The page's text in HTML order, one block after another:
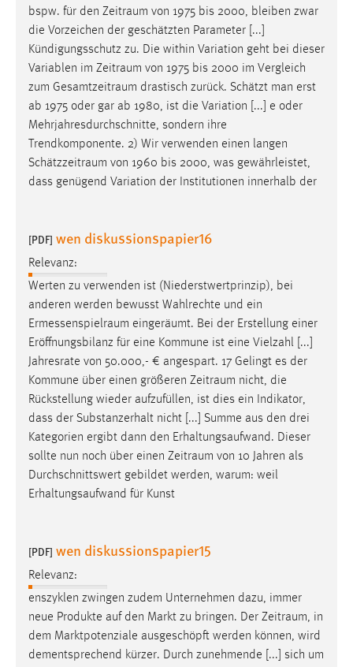
bspw. für den Zeitraum von 1975 bis 2000, bleiben zwar
die Vorzeichen der geschätzten Parameter [...]
Kündigungsschutz zu. Die within Variation geht bei dieser
Variablen im Zeitraum von 1975 bis 2000 im Vergleich
zum Gesamtzeitraum drastisch zurück. Schätzt man erst
ab 1975 oder gar ab 1980, ist die Variation [...] e oder
Mehrjahresdurchschnitte, sondern ihre
Trendkomponente. 2) Wir verwenden einen langen
Schätzzeitraum von 1960 bis 2000, was gewährleistet,
dass genügend Variation der Institutionen innerhalb der
[PDF] wen diskussionspapier16
Relevanz:
Werten zu verwenden ist (Niederstwertprinzip), bei
anderen werden bewusst Wahlrechte und ein
Ermessenspielraum eingeräumt. Bei der Erstellung einer
Eröffnungsbilanz für eine Kommune ist eine Vielzahl [...]
Jahresrate von 50.000,- € angespart. 17 Gelingt es der
Kommune über einen größeren Zeitraum nicht, die
Rückstellung wieder aufzufüllen, ist dies ein Indikator,
dass der Substanzerhalt nicht [...] Summe aus den drei
Kategorien ergibt dann den Erhaltungsaufwand. Dieser
sollte nun noch über einen Zeitraum von 10 Jahren als
Durchschnittswert gebildet werden, warum: weil
Erhaltungsaufwand für Kunst
[PDF] wen diskussionspapier15
Relevanz:
enszyklen zwingen zudem Unternehmen dazu, immer
neue Produkte auf den Markt zu bringen. Der Zeitraum, in
dem Marktpotenziale ausgeschöpft werden können, wird
dementsprechend kürzer. Durch zunehmende [...] sich um